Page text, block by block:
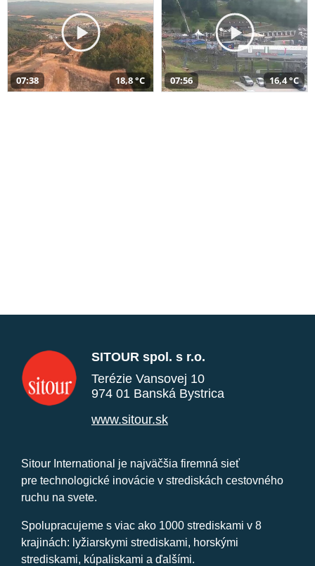
07:38 18,8 °C 07:56 16,4 °C
SITOUR spol. s r.o.
Terézie Vansovej 10
974 01 Banská Bystrica
www.sitour.sk
Sitour International je najväčšia firemná sieť
pre technologické inovácie v strediskách cestovného
ruchu na svete.
Spolupracujeme s viac ako 1000 strediskami v 8
krajinách: lyžiarskymi strediskami, horskými
strediskami, kúpaliskami a ďalšími.